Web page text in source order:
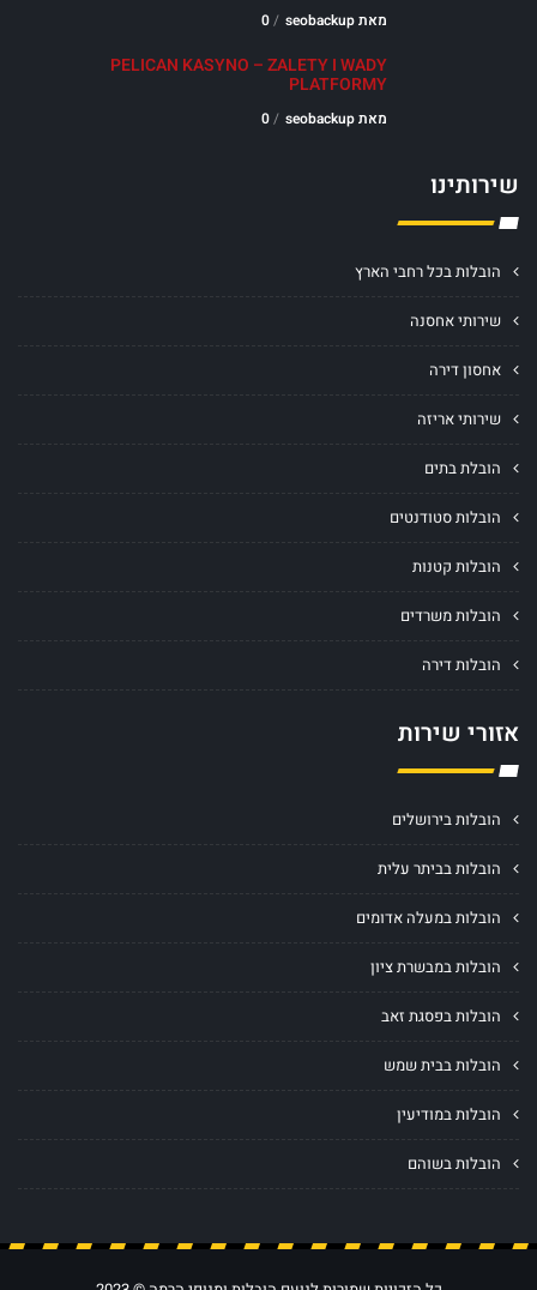
מאת seobackup 0
PELICAN KASYNO – ZALETY I WADY
PLATFORMY
מאת seobackup 0
שירותינו
הובלות בכל רחבי הארץ
שירותי אחסנה
אחסון דירה
שירותי אריזה
הובלת בתים
הובלות סטודנטים
הובלות קטנות
הובלות משרדים
הובלות דירה
אזורי שירות
הובלות בירושלים
הובלות בביתר עלית
הובלות במעלה אדומים
הובלות במבשרת ציון
הובלות בפסגת זאב
הובלות בבית שמש
הובלות במודיעין
הובלות בשוהם